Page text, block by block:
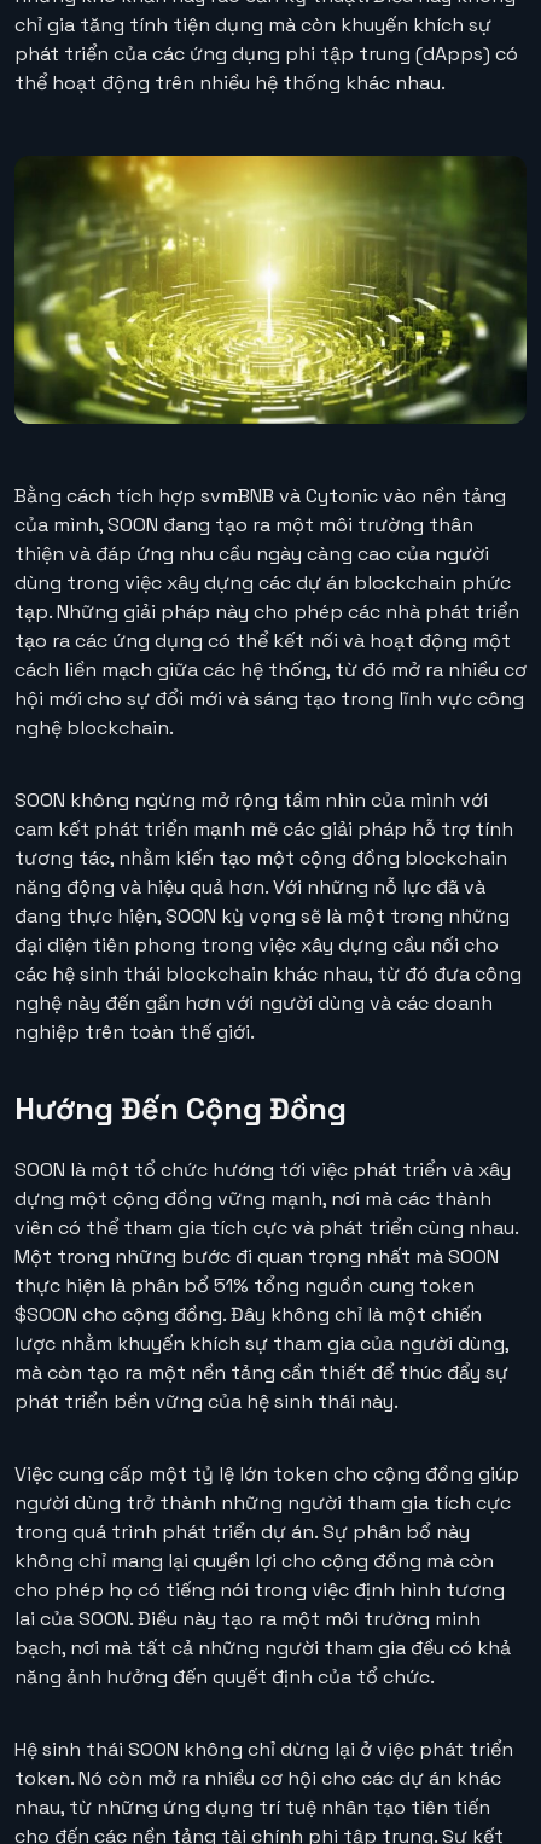
chỉ gia tăng tính tiện dụng mà còn khuyến khích sự
phát triển của các ứng dụng phi tập trung (dApps) có
thể hoạt động trên nhiều hệ thống khác nhau.
Bằng cách tích hợp svmBNB và Cytonic vào nền tảng
của mình, SOON đang tạo ra một môi trường thân
thiện và đáp ứng nhu cầu ngày càng cao của người
dùng trong việc xây dựng các dự án blockchain phức
tạp. Những giải pháp này cho phép các nhà phát triển
tạo ra các ứng dụng có thể kết nối và hoạt động một
cách liền mạch giữa các hệ thống, từ đó mở ra nhiều cơ
hội mới cho sự đổi mới và sáng tạo trong lĩnh vực công
nghệ blockchain.
SOON không ngừng mở rộng tầm nhìn của mình với
cam kết phát triển mạnh mẽ các giải pháp hỗ trợ tính
tương tác, nhằm kiến tạo một cộng đồng blockchain
năng động và hiệu quả hơn. Với những nỗ lực đã và
đang thực hiện, SOON kỳ vọng sẽ là một trong những
đại diện tiên phong trong việc xây dựng cầu nối cho
các hệ sinh thái blockchain khác nhau, từ đó đưa công
nghệ này đến gần hơn với người dùng và các doanh
nghiệp trên toàn thế giới.
Hướng Đến Cộng Đồng
SOON là một tổ chức hướng tới việc phát triển và xây
dựng một cộng đồng vững mạnh, nơi mà các thành
viên có thể tham gia tích cực và phát triển cùng nhau.
Một trong những bước đi quan trọng nhất mà SOON
thực hiện là phân bổ 51% tổng nguồn cung token
$SOON cho cộng đồng. Đây không chỉ là một chiến
lược nhằm khuyến khích sự tham gia của người dùng,
mà còn tạo ra một nền tảng cần thiết để thúc đẩy sự
phát triển bền vững của hệ sinh thái này.
Việc cung cấp một tỷ lệ lớn token cho cộng đồng giúp
người dùng trở thành những người tham gia tích cực
trong quá trình phát triển dự án. Sự phân bổ này
không chỉ mang lại quyền lợi cho cộng đồng mà còn
cho phép họ có tiếng nói trong việc định hình tương
lai của SOON. Điều này tạo ra một môi trường minh
bạch, nơi mà tất cả những người tham gia đều có khả
năng ảnh hưởng đến quyết định của tổ chức.
Hệ sinh thái SOON không chỉ dừng lại ở việc phát triển
token. Nó còn mở ra nhiều cơ hội cho các dự án khác
nhau, từ những ứng dụng trí tuệ nhân tạo tiên tiến
cho đến các nền tảng tài chính phi tập trung. Sự kết